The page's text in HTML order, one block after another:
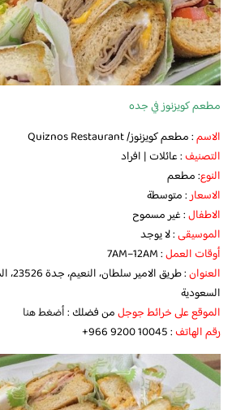
مطعم كويزنوز في جده
الاسم: مطعم كويزنوز/ Quiznos Restaurant
التصنيف: عائلات | افراد
النوع: مطعم
الاسعار: متوسطة
الاطفال: غير مسموح
الموسيقى: لا يوجد
أوقات العمل: 7AM–12AM
العنوان
: طريق
السعودية
الموقع على خرائط جوجلمن فضلك :أضغط هنا
رقم الهاتف:‏ ‪‏‪+966 9200 10045‬‏